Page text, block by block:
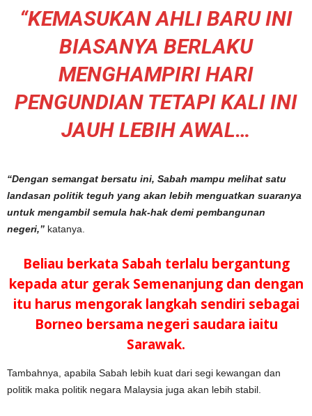
“KEMASUKAN AHLI BARU INI
BIASANYA BERLAKU
MENGHAMPIRI HARI
PENGUNDIAN TETAPI KALI INI
JAUH LEBIH AWAL…
“Dengan semangat bersatu ini, Sabah mampu melihat satu
landasan politik teguh yang akan lebih menguatkan suaranya
untuk mengambil semula hak-hak demi pembangunan
negeri,” katanya.
Beliau berkata Sabah terlalu bergantung
kepada atur gerak Semenanjung dan dengan
itu harus mengorak langkah sendiri sebagai
Borneo bersama negeri saudara iaitu
Sarawak.
Tambahnya, apabila Sabah lebih kuat dari segi kewangan dan
politik maka politik negara Malaysia juga akan lebih stabil.